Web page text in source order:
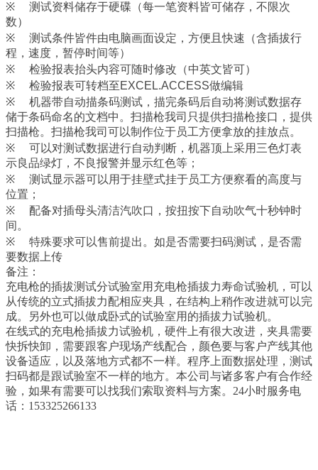
※
测试资料储存于硬碟（每一笔资料皆可储存，不限次
数）
※
测试条件皆件由电脑画面设定，方便且快速（含插拔行
程，速度，暂停时间等）
※
检验报表抬头内容可随时修改（中英文皆可）
※
检验报表可转档至EXCEL.ACCESS做编辑
※
机器带自动描条码测试，描完条码后自动将测试数据存
储于条码命名的文档中。扫描枪我司只提供扫描枪接口，提供
扫描枪。扫描枪我司可以制作位于员工方便拿放的挂放点。
※
可以对测试数据进行自动判断，机器顶上采用三色灯表
示良品绿灯，不良报警并显示红色等；
※
测试显示器可以用于挂壁式挂于员工方便察看的高度与
位置；
※
配备对插母头清洁汽吹口，按扭按下自动吹气十秒钟时
间。
※
特殊要求可以售前提出。如是否需要扫码测试，是否需
要数据上传
备注：
充电枪的插拔测试分试验室用充电枪插拔力寿命试验机，可以
从传统的立式插拔力配相应夹具，在结构上稍作改进就可以完
成。另外也可以做成卧式的试验室用的插拔力试验机。
在线式的充电枪插拔力试验机，硬件上有很大改进，夹具需要
快拆快卸，需要跟客户现场产线配合，颜色要与客户产线其他
设备适应，以及落地方式都不一样。程序上面数据处理，测试
扫码都是跟试验室不一样的地方。本公司与诸多客户有合作经
验，如果有需要可以找我们索取资料与方案。24小时服务电
话：153325266133